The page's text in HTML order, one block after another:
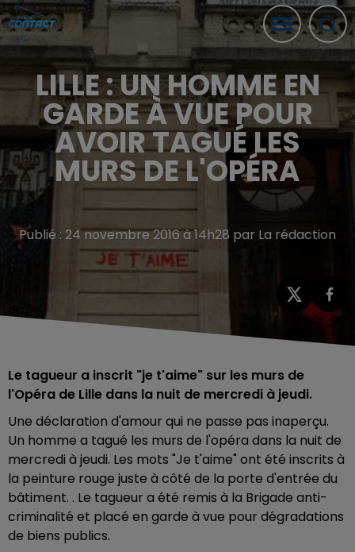
LILLE : UN HOMME EN
GARDE À VUE POUR
AVOIR TAGUÉ LES
MURS DE L'OPÉRA
Publié : 24 novembre 2016 à 14h28 par La rédaction
Le tagueur a inscrit "je t'aime" sur les murs de
l'Opéra de Lille dans la nuit de mercredi à jeudi.
Une déclaration d'amour qui ne passe pas inaperçu.
Un homme a tagué les murs de l'opéra dans la nuit de
mercredi à jeudi. Les mots "Je t'aime" ont été inscrits à
la peinture rouge juste à côté de la porte d'entrée du
bâtiment. . Le tagueur a été remis à la Brigade anti-
criminalité et placé en garde à vue pour dégradations
de biens publics.